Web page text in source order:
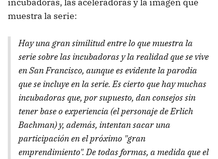
muestra la serie:
Hay una gran similitud entre lo que muestra la
serie sobre las incubadoras y la realidad que se vive
en San Francisco, aunque es evidente la parodia
que se incluye en la serie. Es cierto que hay muchas
incubadoras que, por supuesto, dan consejos sin
tener base o experiencia (el personaje de Erlich
Bachman) y, además, intentan sacar una
participación en el próximo "gran
emprendimiento". De todas formas, a medida que el